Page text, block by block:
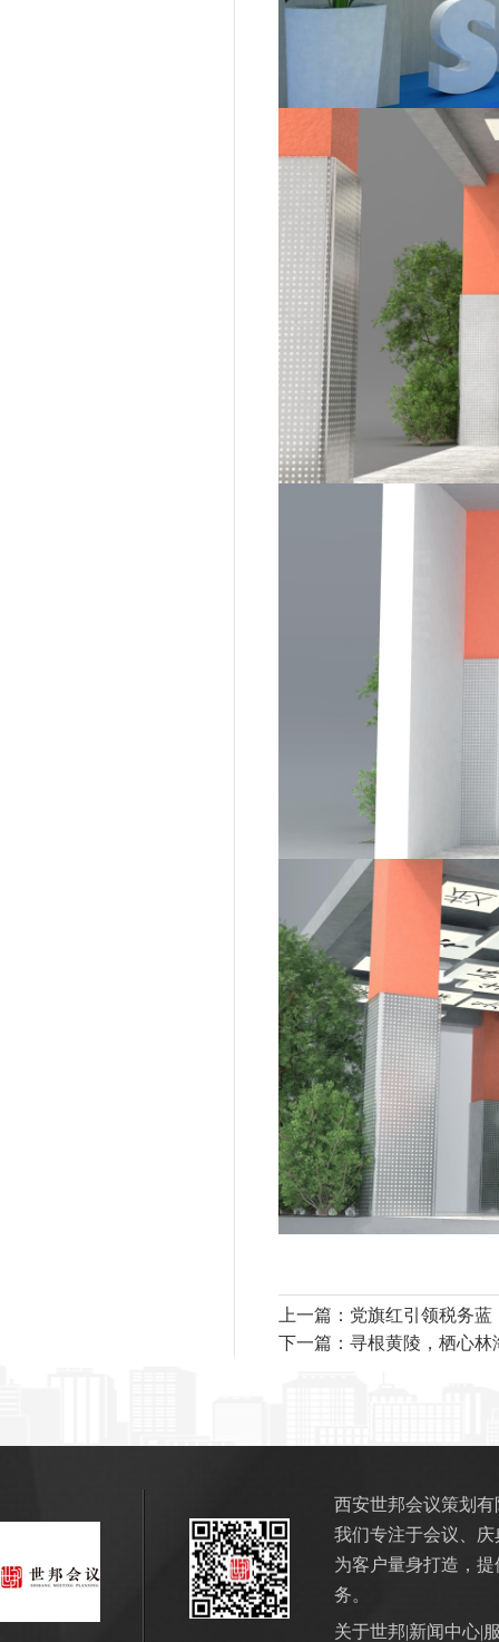
上一篇：党旗红引领税务
下一篇：寻根黄陵，栖心
西安世邦会议策划有
我们专注于会议、
为客户量身打造，
务。
关于世邦|新闻中心|